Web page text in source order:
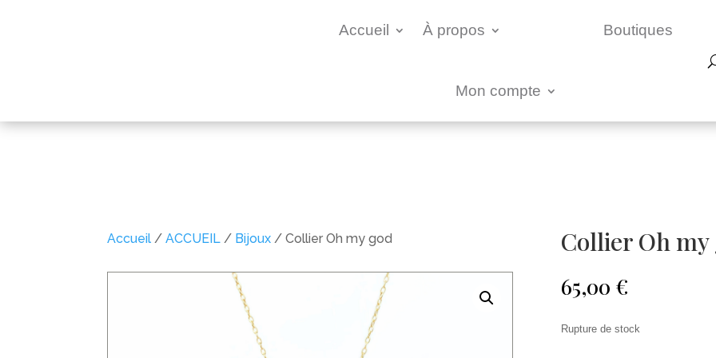
Accueil À propos Boutiques
Mon compte
Accueil /ACCUEIL / Bijoux / Collier Oh my god Collier Oh my
65,00 €
Rupture de stock